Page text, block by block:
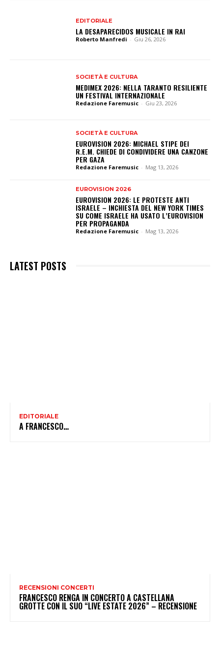
EDITORIALE
LA DESAPARECIDOS MUSICALE IN RAI
Roberto Manfredi - Giu 26, 2026
SOCIETÀ E CULTURA
MEDIMEX 2026: NELLA TARANTO RESILIENTE
UN FESTIVAL INTERNAZIONALE
Redazione Faremusic - Giu 23, 2026
SOCIETÀ E CULTURA
EUROVISION 2026: MICHAEL STIPE DEI
R.E.M. CHIEDE DI CONDIVIDERE UNA CANZONE
PER GAZA
Redazione Faremusic - Mag 13, 2026
EUROVISION 2026
EUROVISION 2026: LE PROTESTE ANTI
ISRAELE – INCHIESTA DEL NEW YORK TIMES
SU COME ISRAELE HA USATO L’EUROVISION
PER PROPAGANDA
Redazione Faremusic - Mag 13, 2026
LATEST POSTS
EDITORIALE
A FRANCESCO…
RECENSIONI CONCERTI
FRANCESCO RENGA IN CONCERTO A CASTELLANA
GROTTE CON IL SUO “LIVE ESTATE 2026” – RECENSIONE